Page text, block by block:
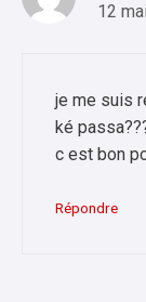
12
je me suis
ké
c est bon
Répondre